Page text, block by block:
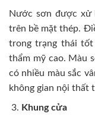
Nước sơn được xử
trên bề mặt thép.
trong trạng thái
thẩm mỹ cao. Màu
có nhiều màu sắc
không gian nội thất
Khung cửa